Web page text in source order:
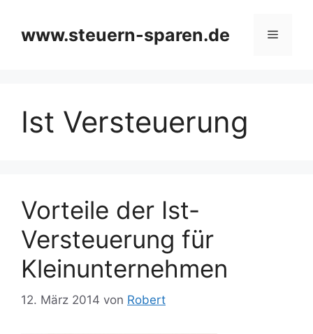
springen
www.steuern-sparen.de Menü
Ist Versteuerung
Vorteile der Ist-
Versteuerung für
Kleinunternehmen
12. März 2014 von Robert